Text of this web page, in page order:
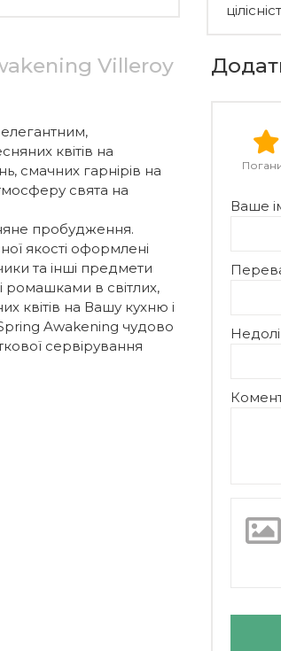
Villeroy
елегантним,
квітів на
смачних гарнірів на
свята на
пробудження.
якості оформлені
та інші предмети
ромашками в світлих,
квітів на Вашу кухню і
Awakening чудово
сервірування
Ваше